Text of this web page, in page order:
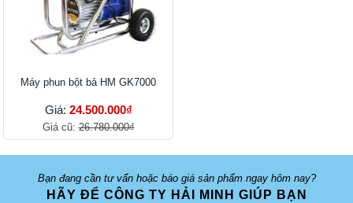
Máy phun bột bả HM GK7000
Giá: 24.500.000₫
Giá cũ:26.780.000₫
Bạn đang cần tư vấn hoặc báo giá sản phẩm ngay hôm nay?
HÃY ĐỂ CÔNG TY HẢI MINH GIÚP BẠN